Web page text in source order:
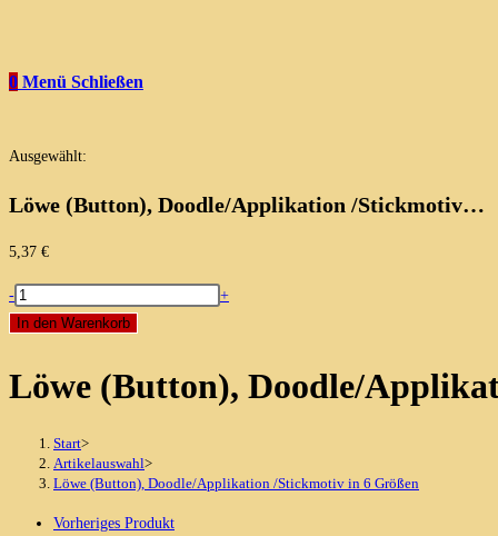
0 Menü Schließen
Ausgewählt:
Löwe (Button), Doodle/Applikation /Stickmotiv…
5,37 €
Löwe
(Button),
/Stickmotiv
Größen
Menge
-
+
In den Warenkorb
Löwe (Button), Doodle/
Start>
Artikelauswahl>
Löwe (Button), Doodle/Applikation /Stickmotiv in 6 Größen
Vorheriges Produkt